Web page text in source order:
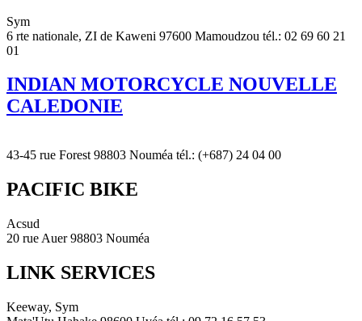
Sym
6 rte nationale, ZI de Kaweni 97600 Mamoudzou tél.: 02 69 60 21
01
INDIAN MOTORCYCLE NOUVELLE
CALEDONIE
43-45 rue Forest 98803 Nouméa tél.: (+687) 24 04 00
PACIFIC BIKE
Acsud
20 rue Auer 98803 Nouméa
LINK SERVICES
Keeway, Sym